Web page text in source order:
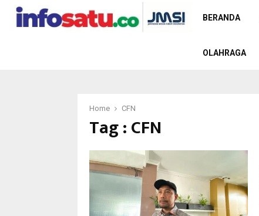
BERANDA
OLAHRAGA
Home CFN
Tag : CFN